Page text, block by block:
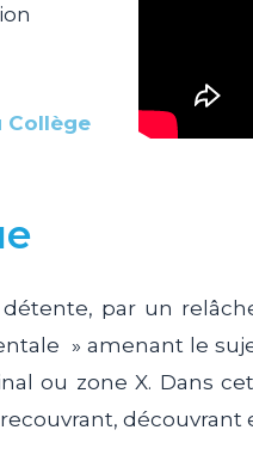
Collège
par un
» amenant le
ou zone X. Dans
découvrant